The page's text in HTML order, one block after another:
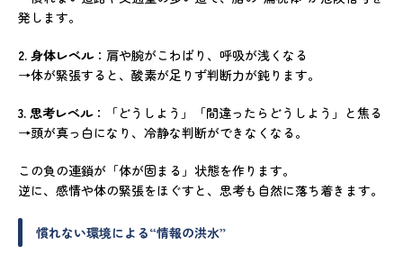
発します。
2. 身体レベル：肩や腕がこわばり、呼吸が浅くなる
→体が緊張すると、酸素が足りず判断力が鈍ります。
3. 思考レベル：「どうしよう」「間違ったらどうしよう」と焦る
→頭が真っ白になり、冷静な判断ができなくなる。
この負の連鎖が「体が固まる」状態を作ります。
逆に、感情や体の緊張をほぐすと、思考も自然に落ち着きます。
慣れない環境による“情報の洪水”